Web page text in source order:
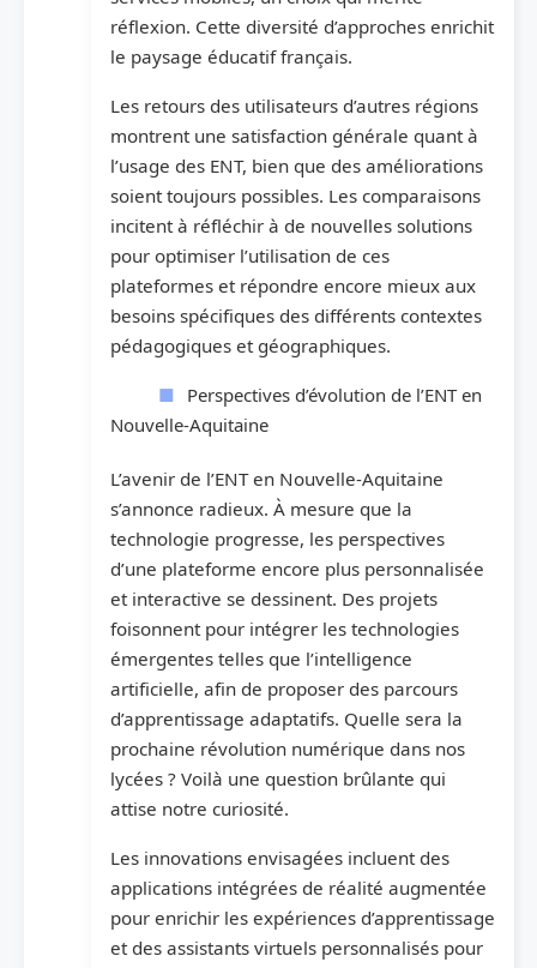
réflexion. Cette diversité d’approches enrichit
le paysage éducatif français.
Les retours des utilisateurs d’autres régions
montrent une satisfaction générale quant à
l’usage des ENT, bien que des améliorations
soient toujours possibles. Les comparaisons
incitent à réfléchir à de nouvelles solutions
pour optimiser l’utilisation de ces
plateformes et répondre encore mieux aux
besoins spécifiques des différents contextes
pédagogiques et géographiques.
Perspectives d’évolution de l’ENT en
Nouvelle-Aquitaine
L’avenir de l’ENT en Nouvelle-Aquitaine
s’annonce radieux. À mesure que la
technologie progresse, les perspectives
d’une plateforme encore plus personnalisée
et interactive se dessinent. Des projets
foisonnent pour intégrer les technologies
émergentes telles que l’intelligence
artificielle, afin de proposer des parcours
d’apprentissage adaptatifs. Quelle sera la
prochaine révolution numérique dans nos
lycées ? Voilà une question brûlante qui
attise notre curiosité.
Les innovations envisagées incluent des
applications intégrées de réalité augmentée
pour enrichir les expériences d’apprentissage
et des assistants virtuels personnalisés pour